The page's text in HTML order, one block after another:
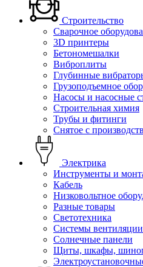
Строительство
Сварочное
3D принтеры
Бетономешалки
Виброплиты
Глубинные
Грузоподъемное
Насосы и насосные
Строительная химия
Трубы и фитинги
Снятое с
Электрика
Инструменты и
Кабель
Низковольтное
Разные товары
Светотехника
Системы вентиляции
Солнечные панели
Щиты, шкафы,